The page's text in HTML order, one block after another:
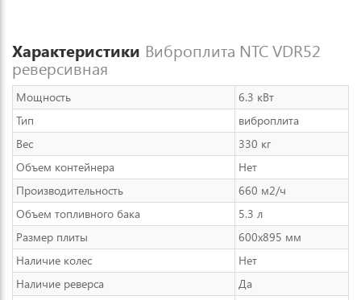
Характеристики Виброплита NTC VDR52
реверсивная
Мощность
6.3 кВт
Тип
виброплита
Вес
330 кг
Объем контейнера
Нет
Производительность
660 м2/ч
Объем топливного бака
5.3 л
Размер плиты
600x895 мм
Наличие колес
Нет
Наличие реверса
Да